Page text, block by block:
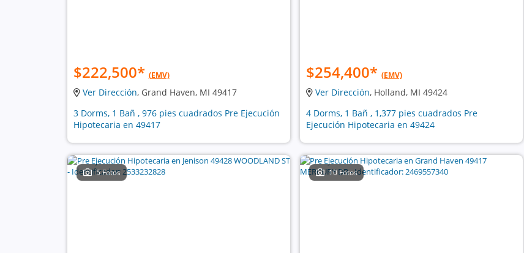
$222,500* (EMV)
Ver Dirección, Grand Haven, MI 49417
3 Dorms, 1 Bañ , 976 pies cuadrados Pre Ejecución
Hipotecaria en 49417
$254,400* (EMV)
Ver Dirección, Holland, MI 49424
4 Dorms, 1 Bañ , 1,377 pies cuadrados Pre
Ejecución Hipotecaria en 49424
5 Fotos 10 Fotos